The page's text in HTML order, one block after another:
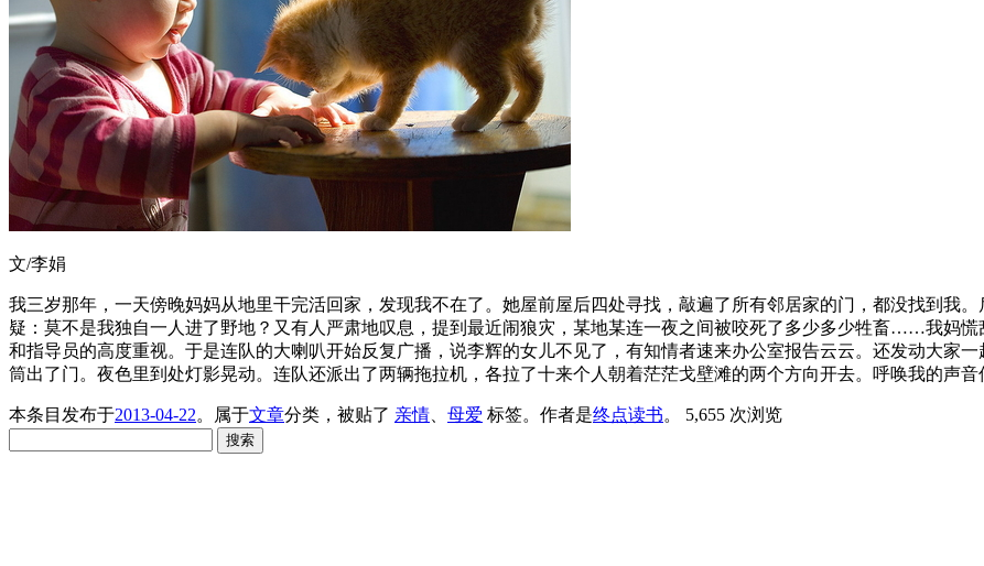
文/李娟
我三岁那年，一天傍晚妈妈从地里干完活回家，发现我不在了。她屋前屋后四处寻找，敲遍了所有邻居家的门，都没找到我
疑：莫不是我独自一人进了野地？又有人严肃地叹息，提到最近闹狼灾，某地某连一夜之间被咬死了多少多少牲畜……我妈
和指导员的高度重视。于是连队的大喇叭开始反复广播，说李辉的女儿不见了，有知情者速来办公室报告云云。还发动大家
筒出了门。夜色里到处灯影晃动。连队还派出了两辆拖拉机，各拉了十来个人朝着茫茫戈壁滩的两个方向开去。呼唤我的声音
本条目发布于2013-04-22。属于文章分类，被贴了 亲情 母爱 标签。 作者是终点读书。
5,655 次浏览